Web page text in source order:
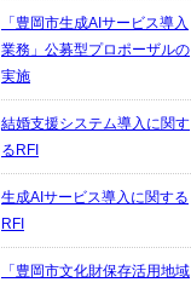
「豊岡市生成AIサービス導入
業務」公募型プロポーザルの
実施
結婚支援システム導入に関す
るRFI
生成AIサービス導入に関する
RFI
「豊岡市文化財保存活用地域